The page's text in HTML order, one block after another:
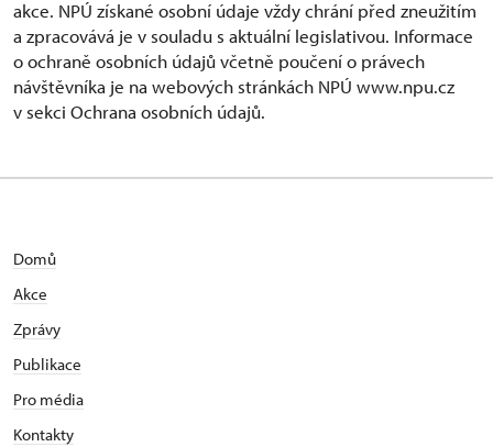
akce. NPÚ získané osobní údaje vždy chrání před zneužitím
a zpracovává je v souladu s aktuální legislativou. Informace
o ochraně osobních údajů včetně poučení o právech
návštěvníka je na webových stránkách NPÚ www.npu.cz
v sekci Ochrana osobních údajů.
Domů
Akce
Zprávy
Publikace
Pro média
Kontakty